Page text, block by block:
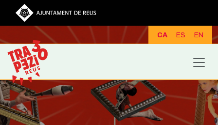
Vés al contingut
CA ES EN